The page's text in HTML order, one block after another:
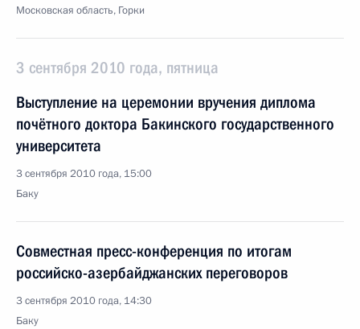
Московская область, Горки
3 сентября 2010 года, пятница
Выступление на церемонии вручения диплома
почётного доктора Бакинского государственного
университета
3 сентября 2010 года, 15:00
Баку
Совместная пресс-конференция по итогам
российско-азербайджанских переговоров
3 сентября 2010 года, 14:30
Баку